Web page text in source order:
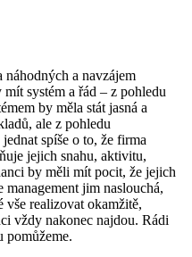
náhodných a navzájem
systém a řád – z pohledu
by měla stát jasná a
ale z pohledu
spíše o to, že firma
jejich snahu, aktivitu,
by měli mít pocit, že jejich
jim naslouchá,
realizovat okamžitě,
vždy nakonec najdou. Rádi
pomůžeme.